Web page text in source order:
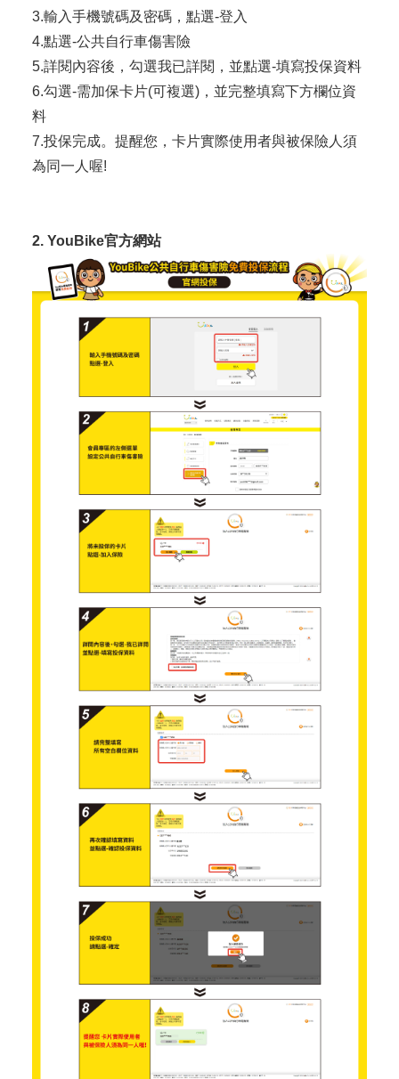
3.輸入手機號碼及密碼，點選-登入
4.點選-公共自行車傷害險
5.詳閱內容後，勾選我已詳閱，並點選-填寫投保資料
6.勾選-需加保卡片(可複選)，並完整填寫下方欄位資
料
7.投保完成。提醒您，卡片實際使用者與被保險人須
為同一人喔!
2. YouBike官方網站